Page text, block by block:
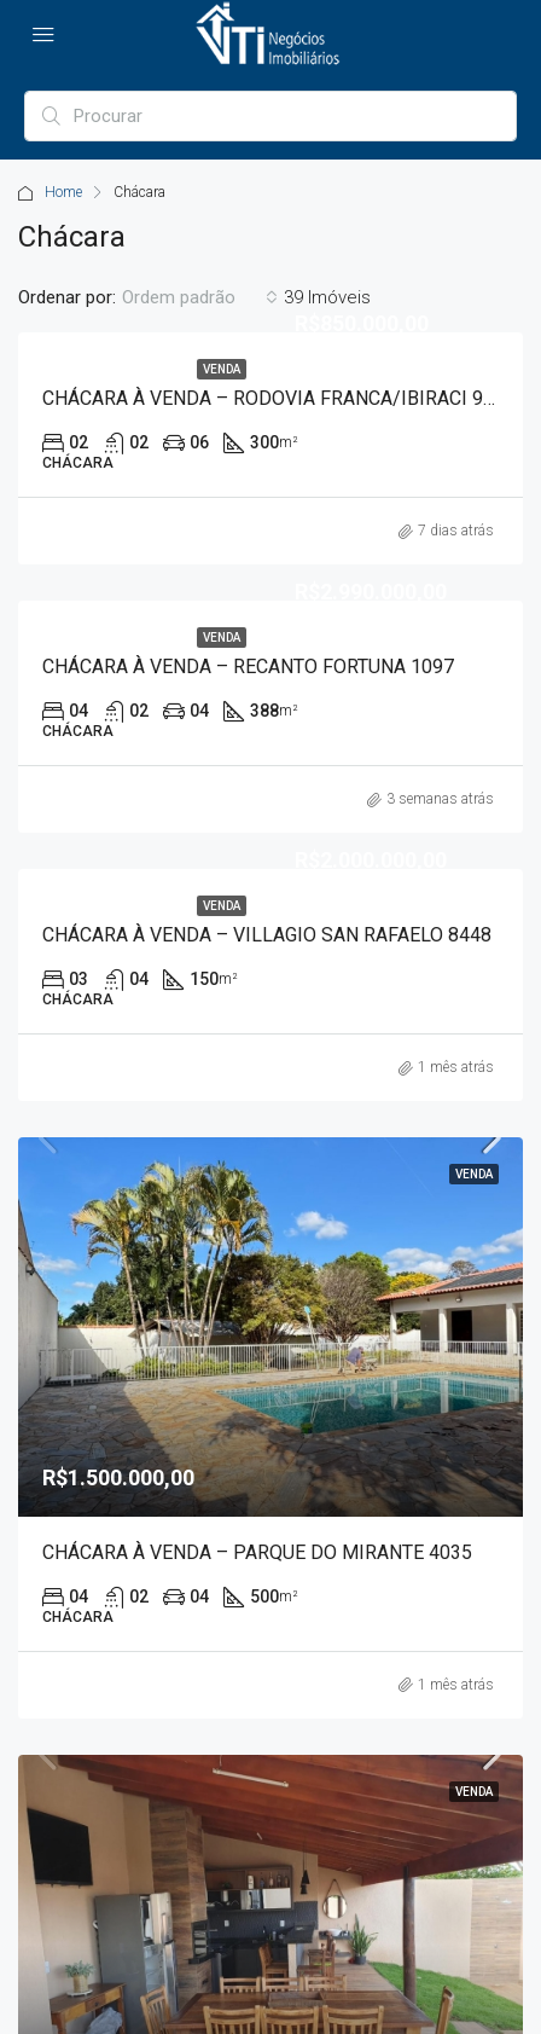
Home Chácara
Chácara
39 Imóveis
Ordenar por: Ordem padrão
VENDA
CHÁCARA À VENDA – RODOVIA FRANCA/IBIRACI 9556
02 02 06 300m²
CHÁCARA
7 dias atrás
VENDA
CHÁCARA À VENDA – RECANTO FORTUNA 1097
04 02 04 388m²
CHÁCARA
3 semanas atrás
VENDA
CHÁCARA À VENDA – VILLAGIO SAN RAFAELO 8448
03 04 150m²
CHÁCARA
1 mês atrás
VENDA
R$1.500.000,00
CHÁCARA À VENDA – PARQUE DO MIRANTE 4035
04 02 04 500m²
CHÁCARA
1 mês atrás
VENDA